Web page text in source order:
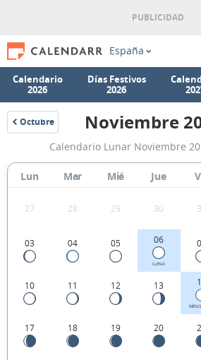
España
Calendario
2026
Días Festivos
2026
Octubre
2014
Lunar
Noviembre
Calendario Lunar Noviembre
Lun Mar Mié Jue
27 28 29 30
03 04 05 06
LLENA
10 11 12 13
17 18 19 20